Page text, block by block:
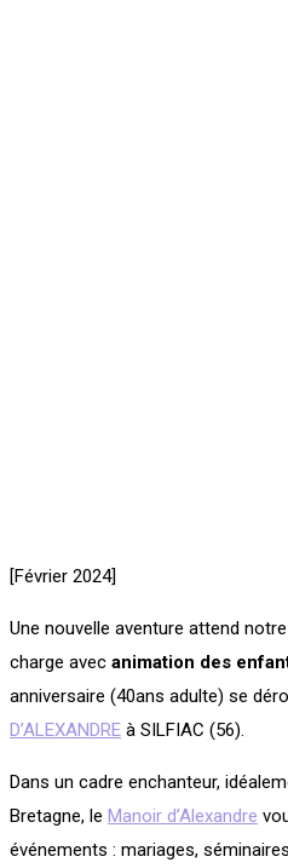
[Février 2024]
Une nouvelle aventure attend
charge avec animation des
anniversaire (40ans adulte) se
D’ALEXANDRE à SILFIAC (56).
Dans un cadre enchanteur,
Bretagne, le Manoir d’Alexandre
événements : mariages,